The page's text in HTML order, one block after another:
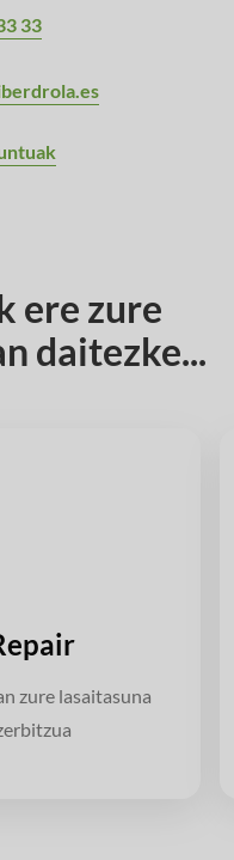
33
ere zure
daitezke...
zure lasaitasuna